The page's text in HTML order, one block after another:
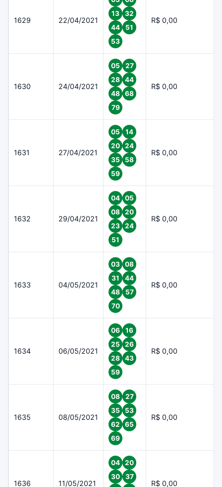
1629 22/04/2021
13
32
44
51
53
R$ 0,00
1630 24/04/2021
05
27
28
44
48
68
79
R$ 0,00
1631 27/04/2021
05
14
20
24
35
58
59
R$ 0,00
1632 29/04/2021
04
05
08
20
23
24
51
R$ 0,00
1633 04/05/2021
03
08
31
44
48
57
70
R$ 0,00
1634 06/05/2021
06
16
25
26
28
43
59
R$ 0,00
1635 08/05/2021
08
27
35
53
62
65
69
R$ 0,00
1636 11/05/2021
04
20
30
37
R$ 0,00